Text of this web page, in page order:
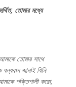
তোমার মধ্যে
তোমার সাথে
জানাই যিনি
শক্তিশালী করো,